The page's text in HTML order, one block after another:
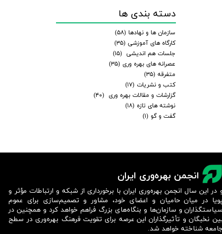
دسته بندی ها
سازمان ها و نهادها (۵۸)
کارگاه های آموزشی (۳۵)
جلسات هم اندیشی (۱۵)
عصرانه های بهره وری (۳۵)
متفرقه (۳۵)
کتب و نشریات (۱۷)
گزارشات و مقالات بهره وری
(۴۰)
نوشته های تازه (۱۸)
گفت و گو (۱)
انجمن بهره‌وری ایران
در این سال انجمن بهره‌وری ایران با برخورداری از شبکه و ارتباطات مؤثر و
در میان حامیان و اعضای خود، مشاور و تصمیم‌سازی برای عموم
و سازمان‌ها و بنگاه‌های بزرگ فراهم خواهد کرد و همچنین در
نخبگان و تأثیرگذاران این عرصه برای تقویت فرهنگ بهره‌وری در سطح
شناخته خواهد شد.​​​​​​​